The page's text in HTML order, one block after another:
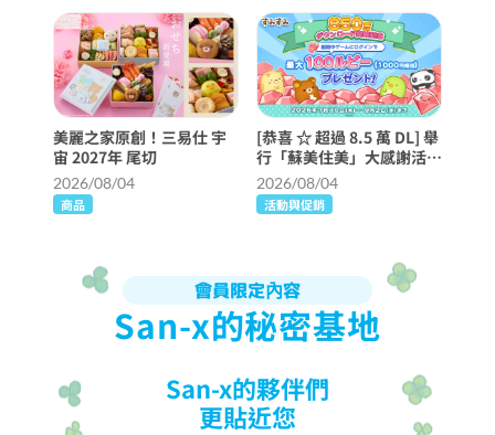
美麗之家原創！三易仕 宇
宙 2027年 尾切
2026/08/04
商品
[恭喜 ☆ 超過 8.5 萬 DL] 舉
行「蘇美住美」大感謝活動
♪
2026/08/04
活動與促銷
會員限定內容
San-x的秘密基地
San-x的夥伴們
更貼近您